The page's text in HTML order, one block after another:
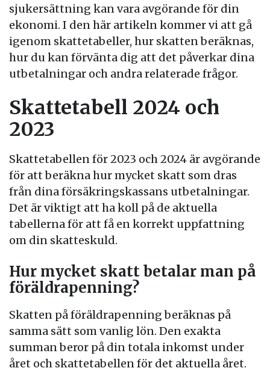
sjukersättning kan vara avgörande för din
ekonomi. I den här artikeln kommer vi att gå
igenom skattetabeller, hur skatten beräknas,
hur du kan förvänta dig att det påverkar dina
utbetalningar och andra relaterade frågor.
Skattetabell 2024 och
2023
Skattetabellen för 2023 och 2024 är avgörande
för att beräkna hur mycket skatt som dras
från dina försäkringskassans utbetalningar.
Det är viktigt att ha koll på de aktuella
tabellerna för att få en korrekt uppfattning
om din skatteskuld.
Hur mycket skatt betalar man på
föräldrapenning?
Skatten på föräldrapenning beräknas på
samma sätt som vanlig lön. Den exakta
summan beror på din totala inkomst under
året och skattetabellen för det aktuella året.